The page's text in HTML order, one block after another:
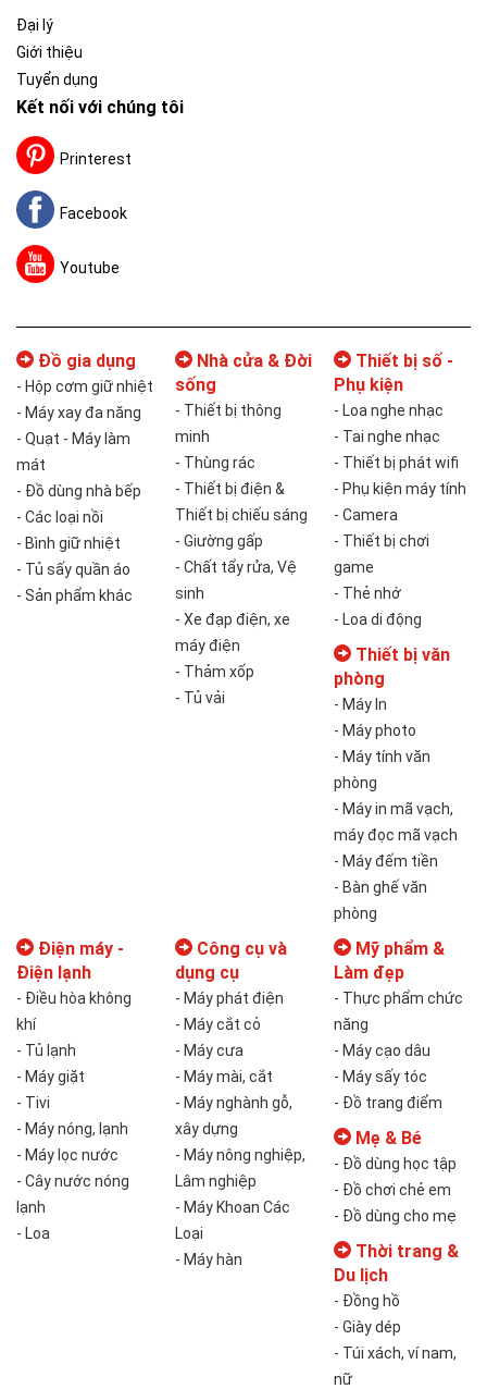
Đại lý
Giới thiệu
Tuyển dụng
Kết nối với chúng tôi
Printerest
Facebook
Youtube
Đồ gia dụng
- Hộp cơm giữ nhiệt
- Máy xay đa năng
- Quạt - Máy làm
mát
- Đồ dùng nhà bếp
- Các loại nồi
- Bình giữ nhiệt
- Tủ sấy quần áo
- Sản phẩm khác
Nhà cửa & Đời
sống
- Thiết bị thông
minh
- Thùng rác
- Thiết bị điện &
Thiết bị chiếu sáng
- Giường gấp
- Chất tẩy rửa, Vệ
sinh
- Xe đạp điện, xe
máy điện
- Thảm xốp
- Tủ vải
Thiết bị số -
Phụ kiện
- Loa nghe nhạc
- Tai nghe nhạc
- Thiết bị phát wifi
- Phụ kiện máy tính
- Camera
- Thiết bị chơi
game
- Thẻ nhớ
- Loa di động
Thiết bị văn
phòng
- Máy In
- Máy photo
- Máy tính văn
phòng
- Máy in mã vạch,
máy đọc mã vạch
- Máy đếm tiền
- Bàn ghế văn
phòng
Điện máy -
Điện lạnh
- Điều hòa không
khí
- Tủ lạnh
- Máy giặt
- Tivi
- Máy nóng, lạnh
- Máy lọc nước
- Cây nước nóng
lạnh
- Loa
Công cụ và
dụng cụ
- Máy phát điện
- Máy cắt cỏ
- Máy cưa
- Máy mài, cắt
- Máy nghành gỗ,
xây dựng
- Máy nông nghiệp,
Lâm nghiệp
- Máy Khoan Các
Loại
- Máy hàn
Mỹ phẩm &
Làm đẹp
- Thực phẩm chức
năng
- Máy cạo dâu
- Máy sấy tóc
- Đồ trang điểm
Mẹ & Bé
- Đồ dùng học tập
- Đồ chơi chẻ em
- Đồ dùng cho mẹ
Thời trang &
Du lịch
- Đồng hồ
- Giày dép
- Túi xách, ví nam,
nữ